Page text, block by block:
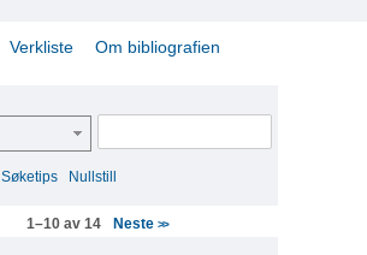
Verkliste Om bibliografien
Søketips Nullstill
1–10 av 14 Neste>>